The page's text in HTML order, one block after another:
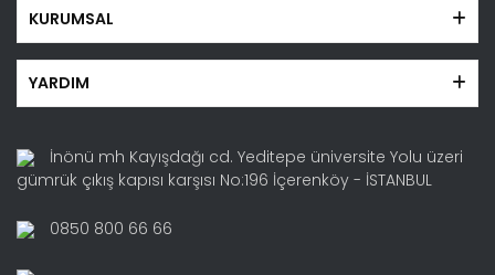
KURUMSAL
YARDIM
İnönü mh Kayışdağı cd. Yeditepe üniversite Yolu üzeri
gümrük çıkış kapısı karşısı No:196 İçerenköy - İSTANBUL
0850 800 66 66